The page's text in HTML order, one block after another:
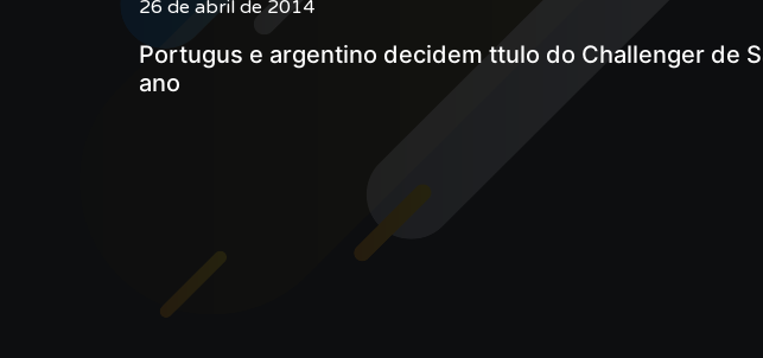
26 de abril de 2014
Portugus e argentino decidem ttulo do Challenger de
ano